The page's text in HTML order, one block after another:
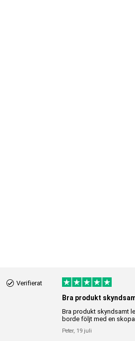
Verifierat
Bra produkt
Bra produkt skyndsamt
borde följt med en
Peter, 19 juli